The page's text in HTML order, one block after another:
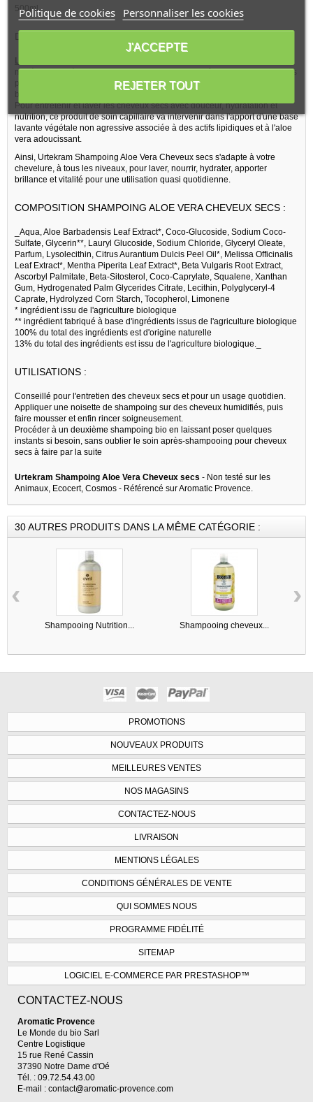
500ml
DESCRIPTION DE LA MARQUE
Les Plus de Urtekram :
matières premières naturelles, un concept de bien-être unique font que les
produits Urtekram sont d'excellents representants de l'hygiène capillaire
bio.
Pour entretenir et laver les cheveux secs avec douceur, hydratation et
nutrition, ce produit de soin capillaire va intervenir dans l'apport d'une base
lavante végétale non agressive associée à des actifs lipidiques et à l'aloe
vera adoucissant.
Ainsi, Urtekram Shampoing Aloe Vera Cheveux secs s'adapte à votre
chevelure, à tous les niveaux, pour laver, nourrir, hydrater, apporter
brillance et vitalité pour une utilisation quasi quotidienne.
COMPOSITION SHAMPOING ALOE VERA CHEVEUX SECS :
_Aqua, Aloe Barbadensis Leaf Extract*, Coco-Glucoside, Sodium Coco-
Sulfate, Glycerin**, Lauryl Glucoside, Sodium Chloride, Glyceryl Oleate,
Parfum, Lysolecithin, Citrus Aurantium Dulcis Peel Oil*, Melissa Officinalis
Leaf Extract*, Mentha Piperita Leaf Extract*, Beta Vulgaris Root Extract,
Ascorbyl Palmitate, Beta-Sitosterol, Coco-Caprylate, Squalene, Xanthan
Gum, Hydrogenated Palm Glycerides Citrate, Lecithin, Polyglyceryl-4
Caprate, Hydrolyzed Corn Starch, Tocopherol, Limonene
* ingrédient issu de l'agriculture biologique
** ingrédient fabriqué à base d'ingrédients issus de l'agriculture biologique
100% du total des ingrédients est d'origine naturelle
13% du total des ingrédients est issu de l'agriculture biologique._
UTILISATIONS :
Conseillé pour l'entretien des cheveux secs et pour un usage quotidien.
Appliquer une noisette de shampoing sur des cheveux humidifiés, puis
faire mousser et enfin rincer soigneusement.
Procéder à un deuxième shampoing bio en laissant poser quelques
instants si besoin, sans oublier le soin après-shampooing pour cheveux
secs à faire par la suite
Urtekram Shampoing Aloe Vera Cheveux secs - Non testé sur les
Animaux, Ecocert, Cosmos - Référencé sur Aromatic Provence.
30 AUTRES PRODUITS DANS LA MÊME CATÉGORIE :
Shampooing Nutrition... Shampooing cheveux...
‹ ›
PROMOTIONS
NOUVEAUX PRODUITS
MEILLEURES VENTES
NOS MAGASINS
CONTACTEZ-NOUS
LIVRAISON
MENTIONS LÉGALES
CONDITIONS GÉNÉRALES DE VENTE
QUI SOMMES NOUS
PROGRAMME FIDÉLITÉ
SITEMAP
LOGICIEL E-COMMERCE PAR PRESTASHOP™
CONTACTEZ-NOUS
Aromatic Provence
Le Monde du bio Sarl
Centre Logistique
15 rue René Cassin
37390 Notre Dame d'Oé
Tél. : 09.72.54.43.00
E-mail : contact@aromatic-provence.com
Politique de cookies Personnaliser les cookies
REJETER TOUT
J'ACCEPTE